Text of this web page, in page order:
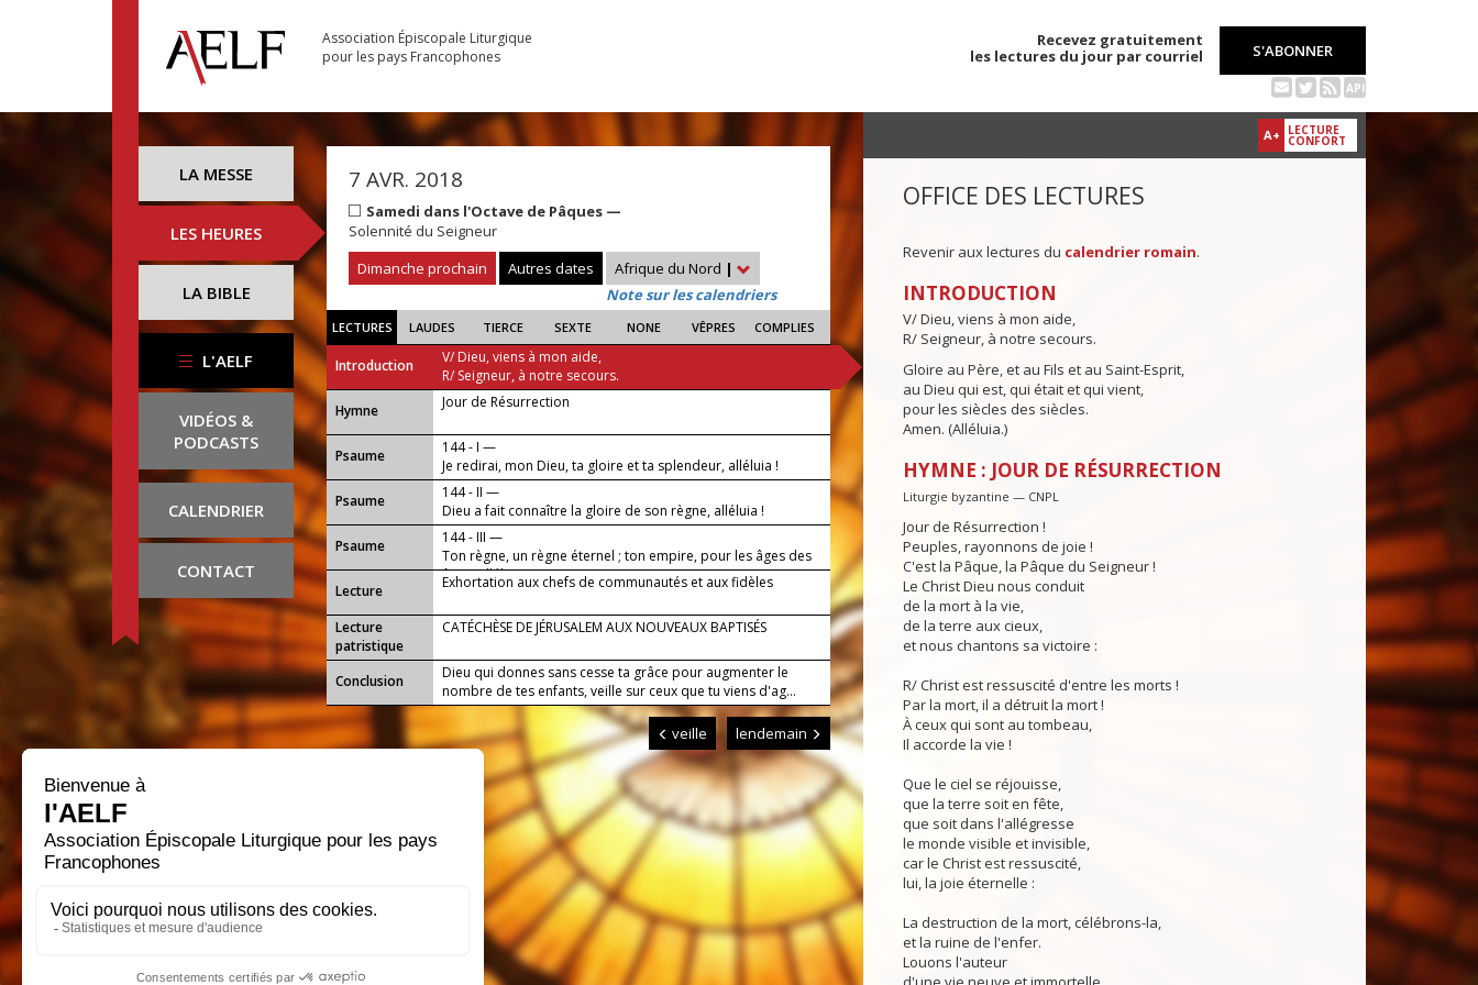
Association Épiscopale Liturgique
pour les pays Francophones
Recevez gratuitement
les lectures du jour par courriel
S'ABONNER
API
LA MESSE
LES HEURES
LA BIBLE
L'AELF
VIDÉOS &
PODCASTS
CALENDRIER
CONTACT
7 AVR. 2018
Samedi dans l'Octave de Pâques —
Solennité du Seigneur
Dimanche prochain
Autres dates Afrique du Nord |
Note sur les calendriers
LECTURES LAUDES TIERCE SEXTE NONE VÊPRES COMPLIES
Introduction
V/ Dieu, viens à mon aide,
R/ Seigneur, à notre secours.
...
Hymne Jour de Résurrection
Psaume
144 - I —
Je redirai, mon Dieu, ta gloire et ta splendeur, alléluia !
Psaume
144 - II —
Dieu a fait connaître la gloire de son règne, alléluia !
Psaume
144 - III —
Ton règne, un règne éternel ; ton empire, pour les âges des
âges, alléluia !
Lecture
Exhortation aux chefs de communautés et aux fidèles
Lecture
patristique
CATÉCHÈSE DE JÉRUSALEM AUX NOUVEAUX BAPTISÉS
Conclusion
Dieu qui donnes sans cesse ta grâce pour augmenter le
nombre de tes enfants, veille sur ceux que tu viens d'ag...
veille lendemain
A+ LECTURE
CONFORT
OFFICE DES LECTURES
Revenir aux lectures du calendrier romain.
INTRODUCTION
V/ Dieu, viens à mon aide,
R/ Seigneur, à notre secours.
Gloire au Père, et au Fils et au Saint-Esprit,
au Dieu qui est, qui était et qui vient,
pour les siècles des siècles.
Amen. (Alléluia.)
HYMNE : JOUR DE RÉSURRECTION
Liturgie byzantine — CNPL
Jour de Résurrection !
Peuples, rayonnons de joie !
C'est la Pâque, la Pâque du Seigneur !
Le Christ Dieu nous conduit
de la mort à la vie,
de la terre aux cieux,
et nous chantons sa victoire :
R/ Christ est ressuscité d'entre les morts !
Par la mort, il a détruit la mort !
À ceux qui sont au tombeau,
Il accorde la vie !
Que le ciel se réjouisse,
que la terre soit en fête,
que soit dans l'allégresse
le monde visible et invisible,
car le Christ est ressuscité,
lui, la joie éternelle :
La destruction de la mort, célébrons-la,
et la ruine de l'enfer.
Louons l'auteur